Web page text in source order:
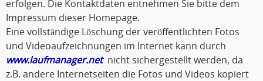
erfolgen. Die Kontaktdaten entnehmen Sie bitte dem
Impressum dieser Homepage.
Eine vollständige Löschung der veröffentlichten Fotos
und Videoaufzeichnungen im Internet kann durch
www.laufmanager.netnicht sichergestellt werden, da
z.B. andere Internetseiten die Fotos und Videos kopiert